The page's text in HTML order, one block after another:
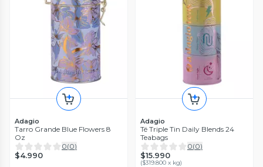
Adagio
Tarro Grande Blue Flowers 8
Oz
0(0)
$4.990
Adagio
Té Triple Tin Daily Blends 24
Teabags
0(0)
$15.990
($319.800 x kg)